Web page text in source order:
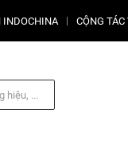
INDOCHINA CỘNG TÁC